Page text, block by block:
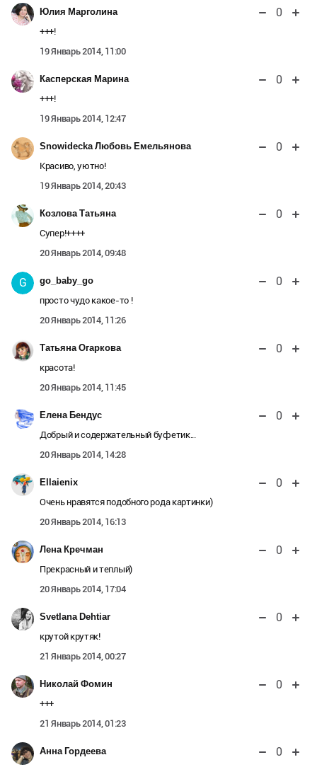
Юлия Марголина 0
+++!
19 Январь 2014, 11:00
Касперская Марина 0
+++!
19 Январь 2014, 12:47
Snowidecka Любовь Емельянова 0
Красиво, уютно!
19 Январь 2014, 20:43
Козлова Татьяна 0
Супер!++++
20 Январь 2014, 09:48
G go_baby_go 0
просто чудо какое-то !
20 Январь 2014, 11:26
Татьяна Огаркова 0
красота!
20 Январь 2014, 11:45
Елена Бендус 0
Добрый и содержательный буфетик...
20 Январь 2014, 14:28
Ellaienix 0
Очень нравятся подобного рода картинки)
20 Январь 2014, 16:13
Лена Кречман 0
Прекрасный и теплый)
20 Январь 2014, 17:04
Svetlana Dehtiar 0
крутой крутяк!
21 Январь 2014, 00:27
Николай Фомин 0
+++
21 Январь 2014, 01:23
Анна Гордеева 0